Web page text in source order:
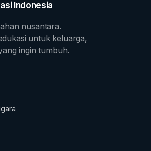
Indonesia
nusantara.
untuk keluarga,
ingin tumbuh.